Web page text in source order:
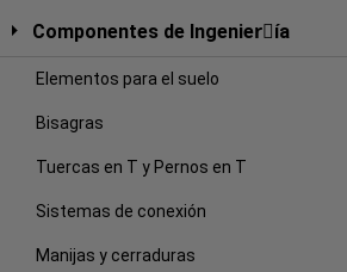
Componentes de Ingenierِía
Elementos para el suelo
Bisagras
Tuercas en T y Pernos en T
Sistemas de conexión
Manijas y cerraduras